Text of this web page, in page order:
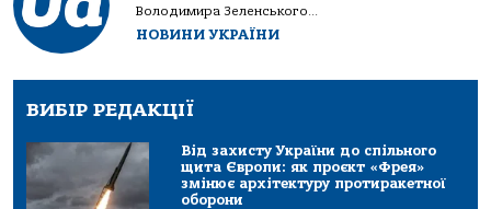
Володимира Зеленського...
НОВИНИ УКРАЇНИ
ВИБІР РЕДАКЦІЇ
Від захисту України до спільного
щита Європи: як проєкт «Фрея»
змінює архітектуру протиракетної
оборони